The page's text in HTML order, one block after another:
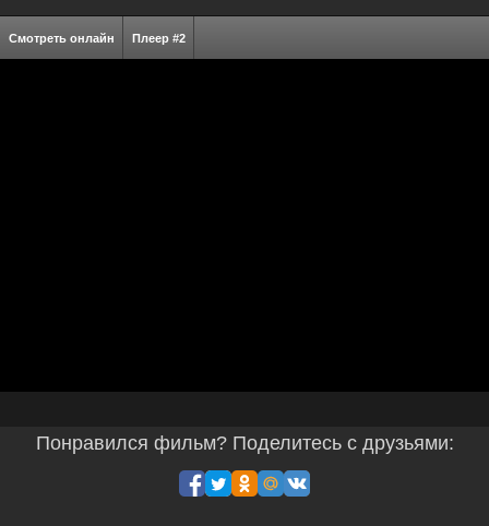
Смотреть онлайн Плеер #2
Понравился фильм? Поделитесь с друзьями: